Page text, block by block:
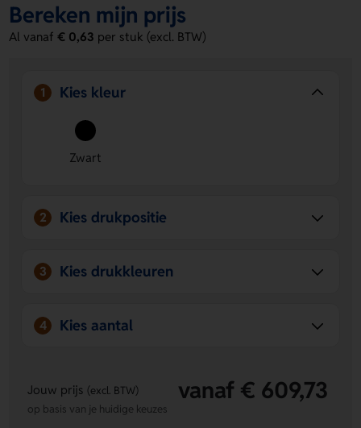
bovenzijde kun je makkelijk een logo, naam of eigen
ontwerp laten drukken. Bestel of vraag een prijs op.
onderzetter met bandmateriaal
Goede zichtbaarheid van jouw ontwerp
is geschikt voor het aanbrengen van een logo, naam of
eigen ontwerp.
Stevig en slipvast
bandmateriaal, papier en kunststof in zwart.
Bereken mijn prijs
Al vanaf€ 0,63 per stuk (excl. BTW)
1 Kies kleur
Zwart
2 Kies drukpositie
3 Kies drukkleuren
4 Kies aantal
Jouw prijs (excl. BTW) vanaf € 609,73
op basis van je huidige keuzes